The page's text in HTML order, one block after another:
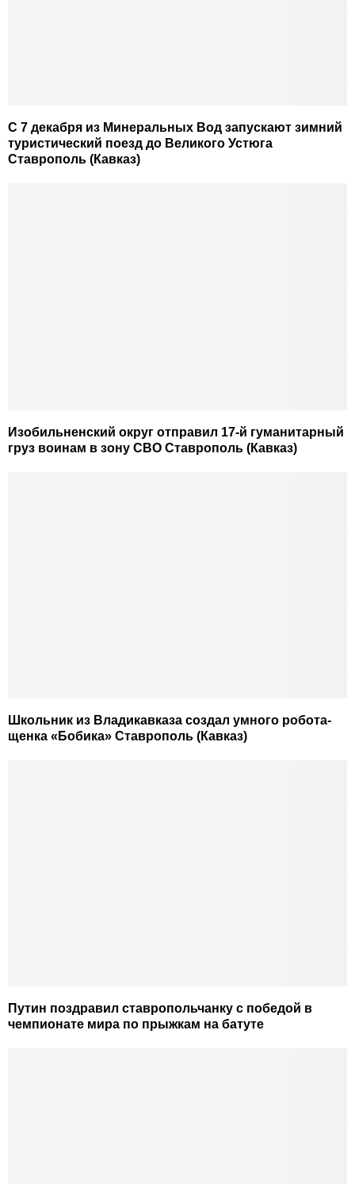
С 7 декабря из Минеральных Вод запускают зимний
туристический поезд до Великого Устюга
Ставрополь (Кавказ)
Изобильненский округ отправил 17-й гуманитарный
груз воинам в зону СВО Ставрополь (Кавказ)
Школьник из Владикавказа создал умного робота-
щенка «Бобика» Ставрополь (Кавказ)
Путин поздравил ставропольчанку с победой в
чемпионате мира по прыжкам на батуте